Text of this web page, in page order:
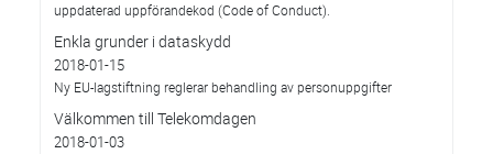
uppdaterad uppförandekod (Code of Conduct).
Enkla grunder i dataskydd
2018-01-15
Ny EU-lagstiftning reglerar behandling av personuppgifter
Välkommen till Telekomdagen
2018-01-03